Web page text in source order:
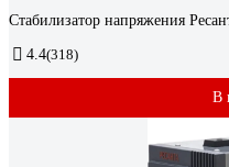
Стабилизатор напряжения
4.4(318)
В